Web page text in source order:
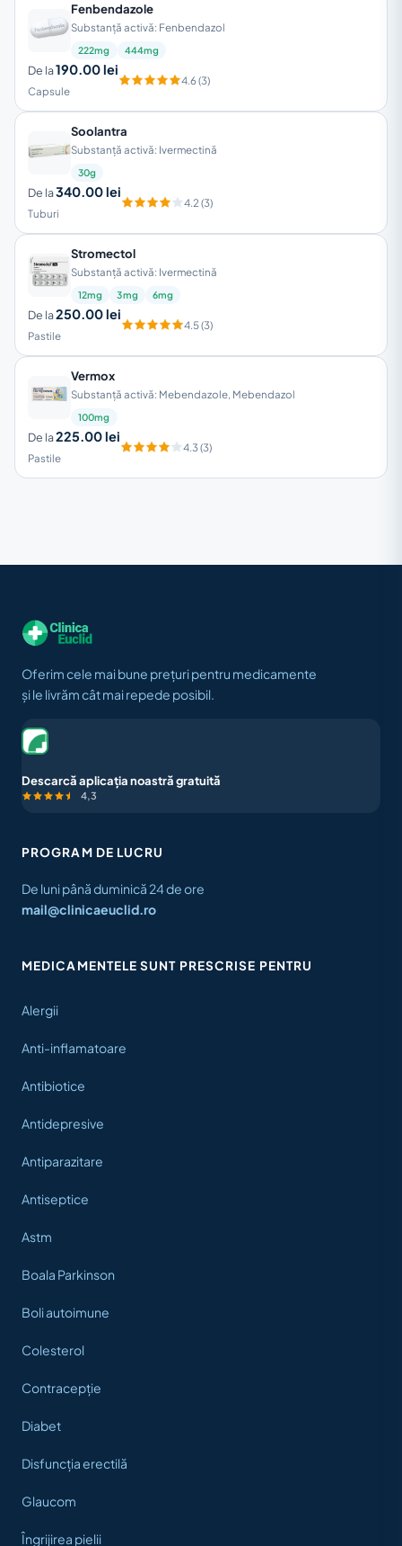
Fenbendazole
Substanță activă: Fenbendazol
222mg 444mg
De la190.00 lei
Capsule
4.6 (3)
Soolantra
Substanță activă: Ivermectină
30g
De la340.00 lei
Tuburi
4.2 (3)
Stromectol
Substanță activă: Ivermectină
12mg 3mg 6mg
De la250.00 lei
Pastile
4.5 (3)
Vermox
Substanță activă: Mebendazole, Mebendazol
100mg
De la225.00 lei
Pastile
4.3 (3)
Oferim cele mai bune prețuri pentru medicamente
și le livrăm cât mai repede posibil.
Descarcă aplicația noastră gratuită
4,3
PROGRAM DE LUCRU
De luni până duminică 24 de ore
mail@clinicaeuclid.ro
MEDICAMENTELE SUNT PRESCRISE PENTRU
Alergii
Anti-inflamatoare
Antibiotice
Antidepresive
Antiparazitare
Antiseptice
Astm
Boala Parkinson
Boli autoimune
Colesterol
Contracepție
Diabet
Disfuncția erectilă
Glaucom
Îngrijirea pielii